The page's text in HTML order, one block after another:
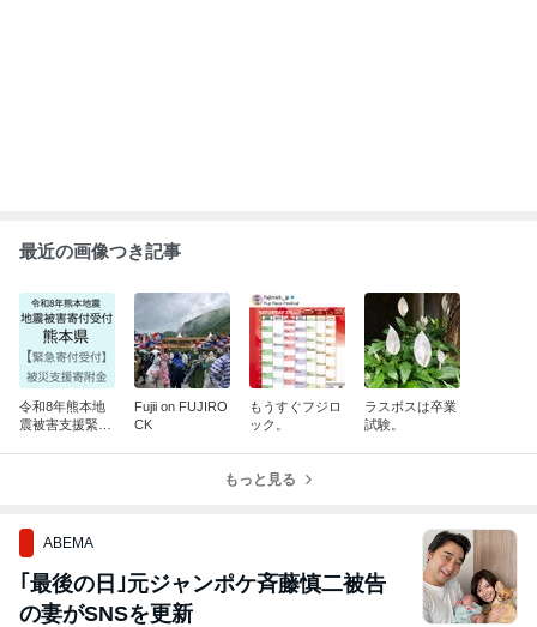
最近の画像つき記事
令和8年熊本地
震被害支援緊急
Fujii on FUJIRO
CK
もうすぐフジロ
ック。
ラスボスは卒業
試験。
もっと見る
ABEMA
｢最後の日｣元ジャンポケ斉藤慎二被告
の妻がSNSを更新